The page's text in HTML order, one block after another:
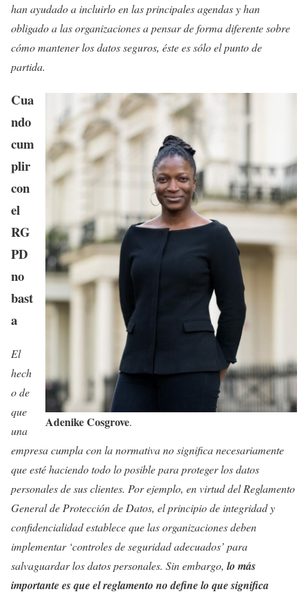
han ayudado a incluirlo en las principales agendas y han
obligado a las organizaciones a pensar de forma diferente sobre
cómo mantener los datos seguros, éste es sólo el punto de
partida.
Adenike Cosgrove.
Cua
ndo
cum
plir
con
el
RG
PD
no
bast
a
El
hech
o de
que
una
empresa cumpla con la normativa no significa necesariamente
que esté haciendo todo lo posible para proteger los datos
personales de sus clientes. Por ejemplo, en virtud del Reglamento
General de Protección de Datos, el principio de integridad y
confidencialidad establece que las organizaciones deben
implementar ‘controles de seguridad adecuados’ para
salvaguardar los datos personales. Sin embargo, lo más
importante es que el reglamento no define lo que significa